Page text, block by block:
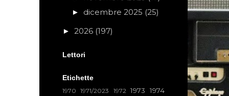
► dicembre 2025 (25)
► 2026 (197)
Lettori
Etichette
1970 1971/2023 1972 1973 1974